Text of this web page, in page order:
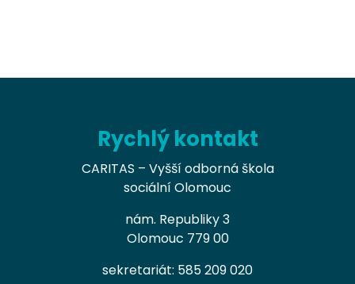
Rychlý kontakt
CARITAS – Vyšší odborná škola
sociální Olomouc
nám. Republiky 3
Olomouc 779 00
sekretariát: 585 209 020